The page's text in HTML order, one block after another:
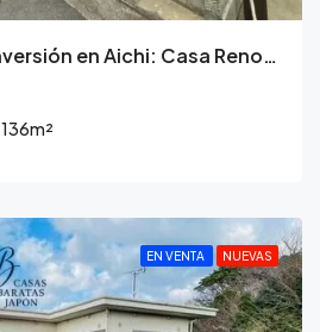
Oportunidad de Inversión en Aichi: Casa Renovada con Jardín Privado
136m²
EN VENTA NUEVAS